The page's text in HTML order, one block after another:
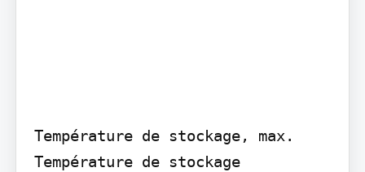
Température de stockage, max.
Température de stockage